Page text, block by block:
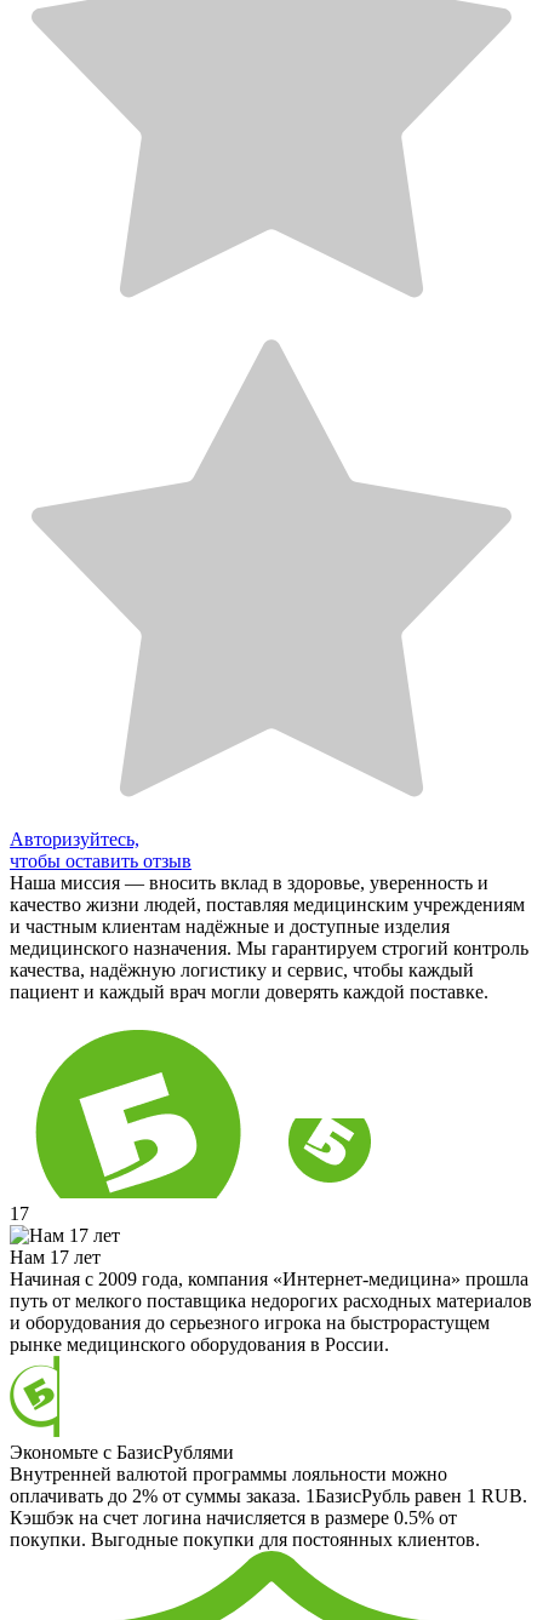
Авторизуйтесь,
чтобы оставить отзыв
Наша миссия — вносить вклад в здоровье, уверенность и
качество жизни людей, поставляя медицинским учреждениям
и частным клиентам надёжные и доступные изделия
медицинского назначения. Мы гарантируем строгий контроль
качества, надёжную логистику и сервис, чтобы каждый
пациент и каждый врач могли доверять каждой поставке.
17
Нам 17 лет
Начиная с 2009 года, компания «Интернет-медицина» прошла
путь от мелкого поставщика недорогих расходных материалов
и оборудования до серьезного игрока на быстрорастущем
рынке медицинского оборудования в России.
Экономьте с БазисРублями
Внутренней валютой программы лояльности можно
оплачивать до 2% от суммы заказа. 1БазисРубль равен 1 RUB.
Кэшбэк на счет логина начисляется в размере 0.5% от
покупки. Выгодные покупки для постоянных клиентов.